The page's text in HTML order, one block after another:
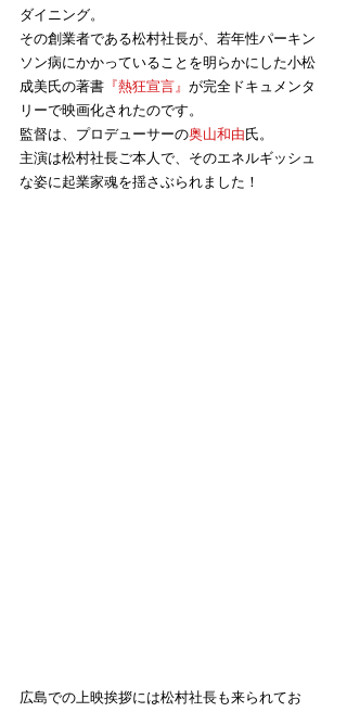
ダイニング。
その創業者である松村社長が、若年性パーキン
ソン病にかかっていることを明らかにした小松
成美氏の著書 『熱狂宣言』 が完全ドキュメンタ
リーで映画化されたのです。
監督は、プロデューサーの奥山和由氏。
主演は松村社長ご本人で、そのエネルギッシュ
な姿に起業家魂を揺さぶられました！
広島での上映挨拶には松村社長も来られてお